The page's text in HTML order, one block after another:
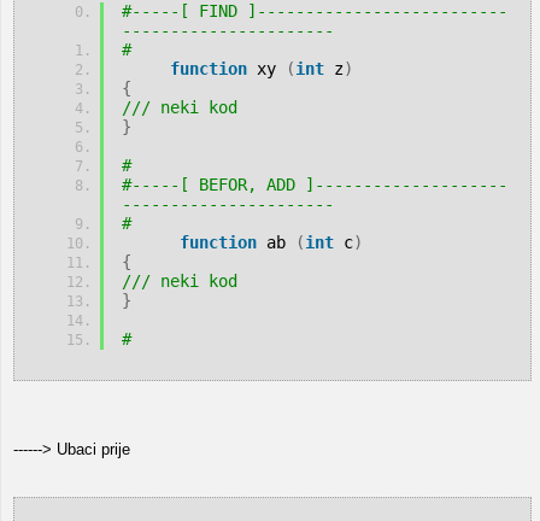
#-----[ FIND ]--------------------------
----------------------
#
function xy (int z)
{
/// neki kod
}
#
#-----[ BEFOR, ADD ]--------------------
----------------------
#
function ab (int c)
{
/// neki kod
}
#
------> Ubaci prije